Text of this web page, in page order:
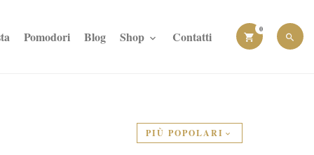
0
Pomodori Blog Shop Contatti
PIÙ POPOLARI